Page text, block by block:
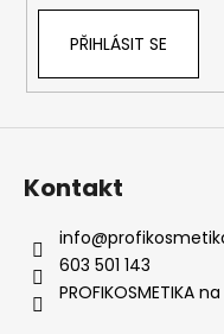
PŘIHLÁSIT SE
Kontakt
info@
603 501 143
PROFIKOSMETIKA